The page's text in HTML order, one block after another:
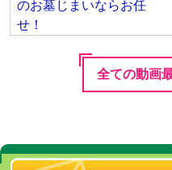
のお墓じまいならお任
せ！
全ての動画
無料見積りお申し込みの方は